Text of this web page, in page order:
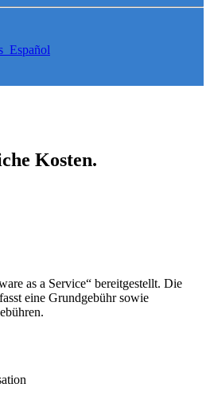
Español
Kosten.
as a Service“ bereitgestellt. Die
eine Grundgebühr sowie